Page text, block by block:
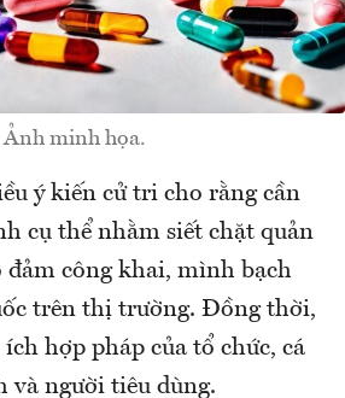
Ảnh minh họa.
ý kiến cử tri cho rằng cần
cụ thể nhằm siết chặt quản
công khai, mình bạch
trên thị trường. Đồng thời,
ích hợp pháp của tổ chức, cá
và người tiêu dùng.